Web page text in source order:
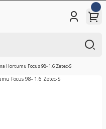
Hortumu Focus 98- 1.6 Zetec-S